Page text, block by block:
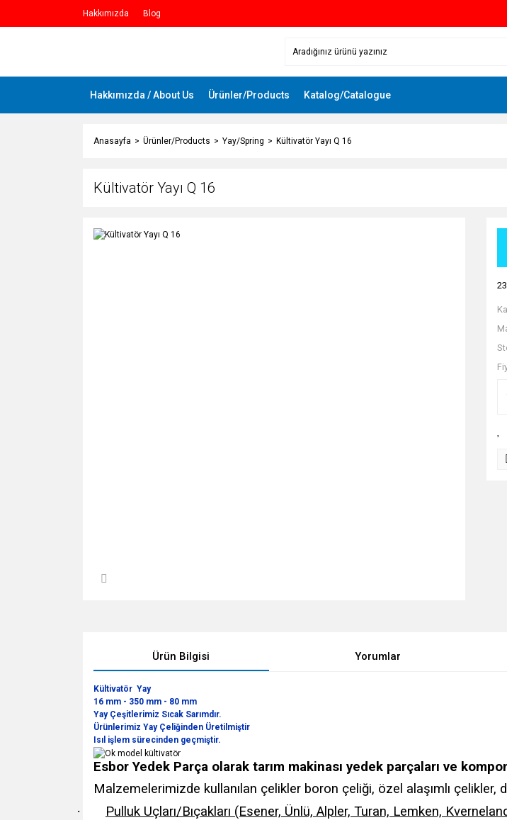
Hakkımızda Blog
Hakkımızda / About Us Ürünler/Products Katalog/Catalogue
Anasayfa Ürünler/Products Yay/Spring Kültivatör Yayı Q 16
Kültivatör Yayı Q 16
Ürün Bilgisi Yorumlar
Kültivatör Yay
16 mm - 350 mm - 80 mm
Yay Çeşitlerimiz Sıcak Sarımdır.
Ürünlerimiz Yay Çeliğinden Üretilmiştir
Isıl işlem sürecinden geçmiştir.
Esbor Yedek Parça olarak tarım makinası yedek parçaları ve
Malzemelerimizde kullanılan çelikler boron çeliği, özel alaşımlı çelikler,
· Pulluk Uçları/Bıçakları (Esener, Ünlü, Alpler, Turan, Lemken,